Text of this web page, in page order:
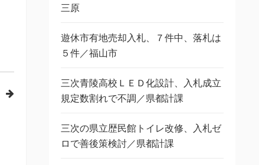
三原
遊休市有地売却入札、７件中、落札は
５件／福山市
三次青陵高校ＬＥＤ化設計、入札成立
規定数割れで不調／県都計課
三次の県立歴民館トイレ改修、入札ゼ
ロで善後策検討／県都計課